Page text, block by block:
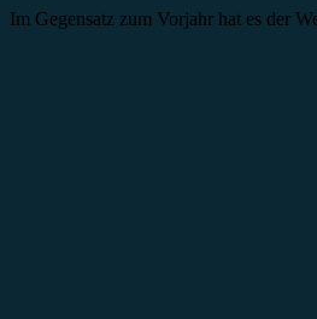
Im Gegensatz zum Vorjahr hat es der